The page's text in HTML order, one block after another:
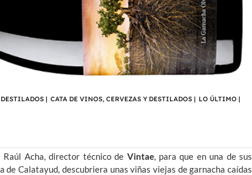
| CATA DE VINOS, CERVEZAS Y DESTILADOS | LO ÚLTIMO |
Raúl Acha, director técnico de Vintae, para que en una de sus
Calatayud, descubriera unas viñas viejas de garnacha caídas